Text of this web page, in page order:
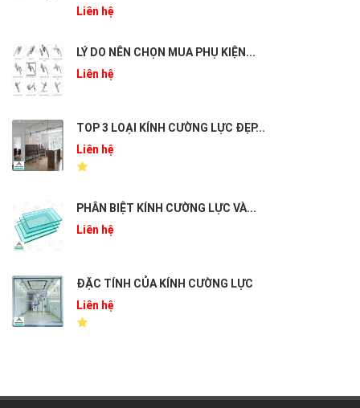
Liên hệ
LÝ DO NÊN CHỌN MUA PHỤ KIỆN...
Liên hệ
TOP 3 LOẠI KÍNH CƯỜNG LỰC ĐẸP...
Liên hệ
PHÂN BIỆT KÍNH CƯỜNG LỰC VÀ...
Liên hệ
ĐẶC TÍNH CỦA KÍNH CƯỜNG LỰC
Liên hệ